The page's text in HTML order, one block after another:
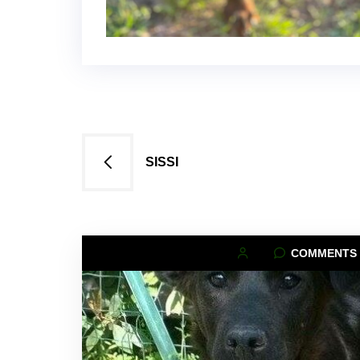
Navigazione
SISSI
COMMENTS